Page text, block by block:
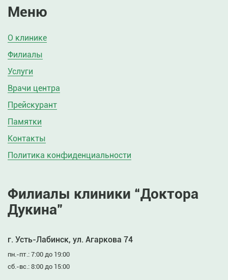
Меню
О клинике
Филиалы
Услуги
Врачи центра
Прейскурант
Памятки
Контакты
Политика конфиденциальности
Филиалы клиники “Доктора
Дукина”
г. Усть-Лабинск, ул. Агаркова 74
пн.-пт.: 7:00 до 19:00
сб.-вс.: 8:00 до 15:00